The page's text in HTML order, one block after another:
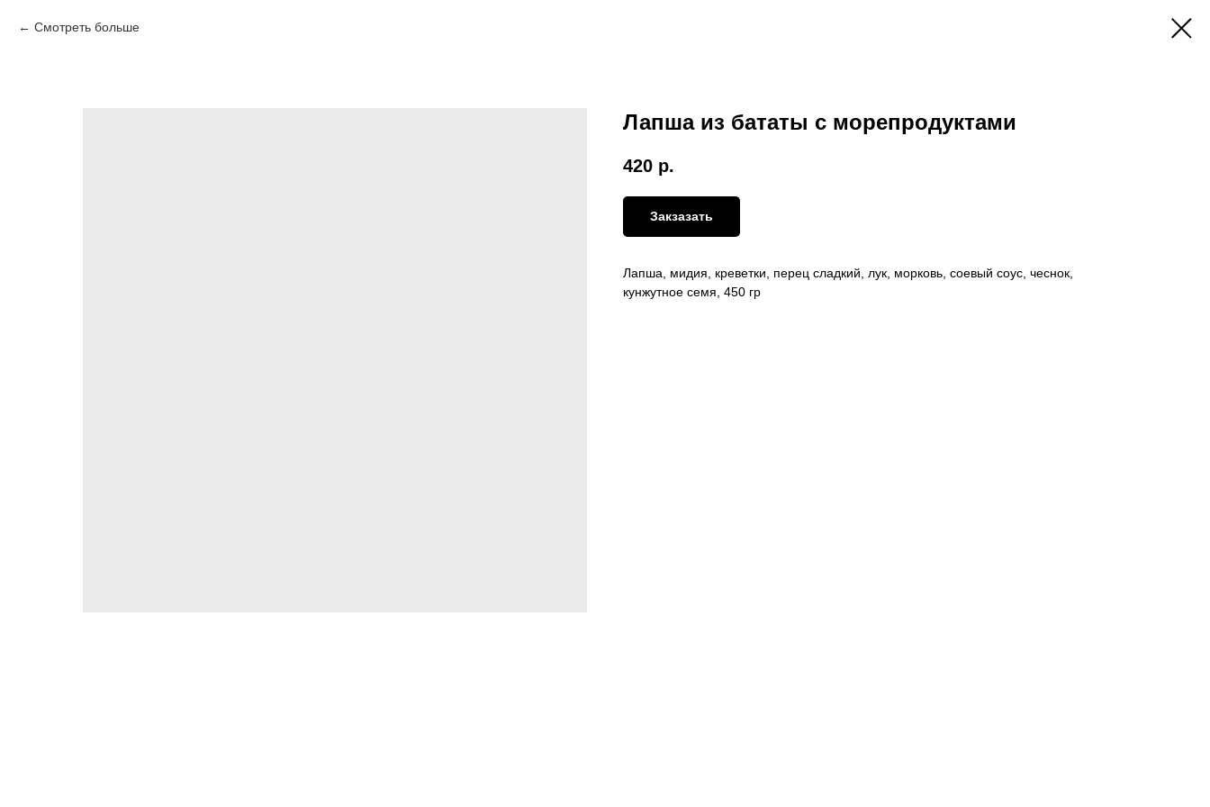
Смотреть больше
Лапша из бататы с морепродуктами
420 р.
Закзазать
Лапша, мидия, креветки, перец сладкий, лук, морковь, соевый соус, чеснок,
кунжутное семя, 450 гр